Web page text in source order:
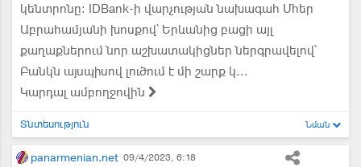
կենտրոնը։ IDBank-ի վարչության նախագահ Մհեր
Աբրահամյանի խոսքով՝ Երևանից բացի այլ
քաղաքներում նոր աշխատակիցներ ներգրավելով՝
Բանկն այսպիսով լուծում է մի շարք կ...
Կարդալ ամբողջովին
Տնտեսություն Նման
panarmenian.net 09/4/2023, 6:18